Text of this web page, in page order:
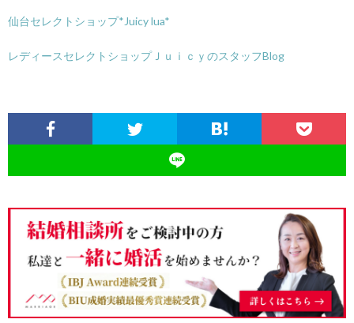
仙台セレクトショップ*Juicy lua*
レディースセレクトショップＪｕｉｃｙのスタッフBlog